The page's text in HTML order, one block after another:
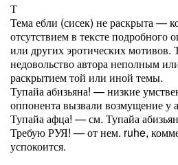
Т
Тема ебли (сисек) не раскрыта —
отсутствием в тексте подробного
или других эротических мотивов.
недовольство автора неполным
раскрытием той или иной темы.
Тупайа абизьяна! — низкие
оппонента вызвали возмущение у
Тупайа афца! — см. Тупайа
Требую РУЯ! — от нем. ruhe,
успокоится.